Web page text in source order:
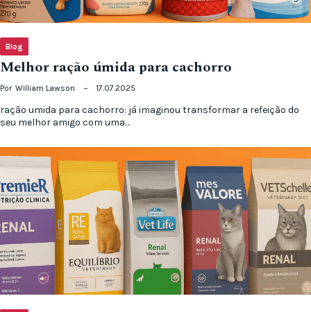
Blog
Melhor ração úmida para cachorro
Por William Lawson 17.07.2025
ração umida para cachorro: já imaginou transformar a refeição do
seu melhor amigo com uma…